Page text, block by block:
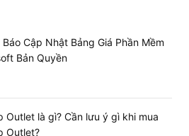
Cập Nhật Bảng Giá Phần Mềm
Bản Quyền
Outlet là gì? Cần lưu ý gì khi mua
Outlet?